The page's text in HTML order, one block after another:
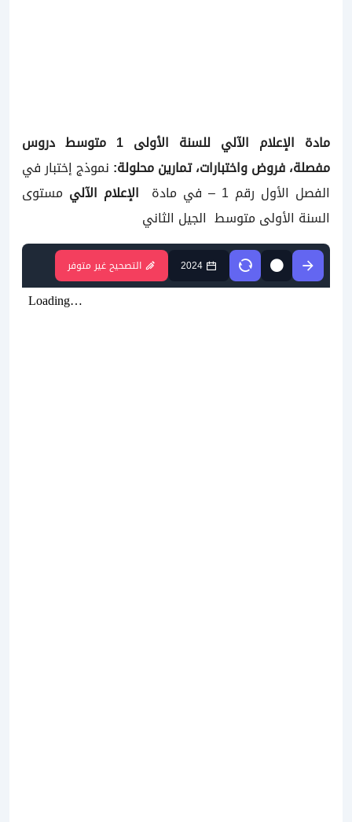
مادة الإعلام الآلي
للسنة الأولى 1 متوسط دروس
مفصلة، فروض واختبارات، تمارين محلولة: نموذج إختبار في
الفصل الأول رقم 1 – في مادة
الإعلام الآلي مستوى
السنة الأولى متوسط الجيل الثاني
2024 التصحيح غير متوفر